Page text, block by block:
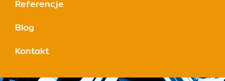
Referencje
Blog
Kontakt